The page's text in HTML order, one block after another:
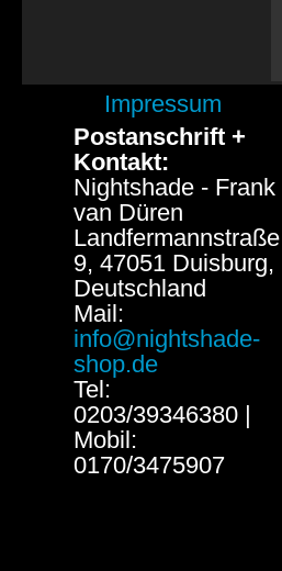
Impressum
Postanschrift +
Kontakt:
Nightshade - Frank
van Düren
Landfermannstraße
9, 47051 Duisburg,
Deutschland
Mail:
info@nightshade-
shop.de
Tel:
0203/39346380 |
Mobil:
0170/3475907